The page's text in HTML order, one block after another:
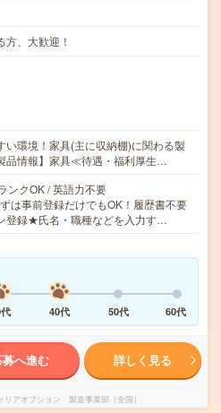
、大歓迎！
い環境！家具(主に収納棚)に関わる製
品情報】家具≪待遇・福利厚生…
ンクOK / 英語力不要
は事前登録だけでもOK！履歴書不要
登録★氏名・職種などを入力す…
40代 50代 60代
募へ進む 詳しく見る
リアオプション 製造事業部（全国）